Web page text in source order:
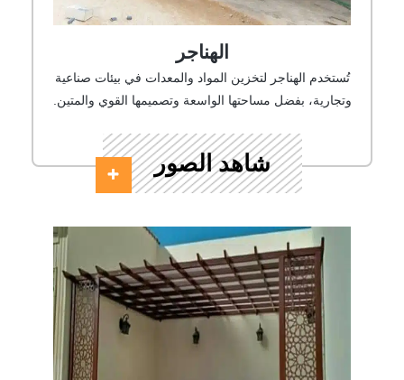
الهناجر
تُستخدم الهناجر لتخزين المواد والمعدات في بيئات صناعية
وتجارية، بفضل مساحتها الواسعة وتصميمها القوي والمتين.
شاهد الصور